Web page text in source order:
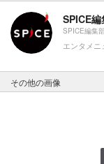
SPICE
SPICE編集
エンタメニ
その他の画像